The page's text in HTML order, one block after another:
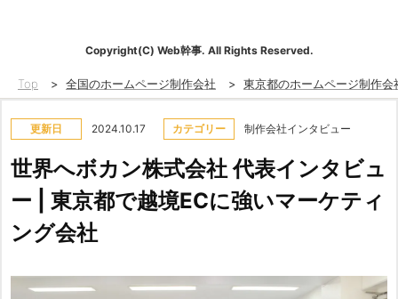
Copyright(C) Web幹事. All Rights Reserved.
Top > 全国のホームページ制作会社 > 東京都のホームページ制作会
更新日 2024.10.17 カテゴリー 制作会社インタビュー
世界へボカン株式会社 代表インタビュ
ー | 東京都で越境ECに強いマーケティ
ング会社